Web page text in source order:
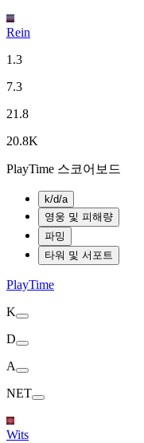
Rein
1.3
7.3
21.8
20.8K
PlayTime 스코어보드
k/d/a
영웅 및 피해량
파밍
타워 및 서포트
PlayTime
K
D
A
NET
Wits